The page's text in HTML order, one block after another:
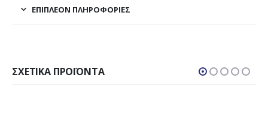
ΕΠΙΠΛΈΟΝ ΠΛΗΡΟΦΟΡΊΕΣ
ΣΧΕΤΙΚΆ ΠΡΟΪΌΝΤΑ